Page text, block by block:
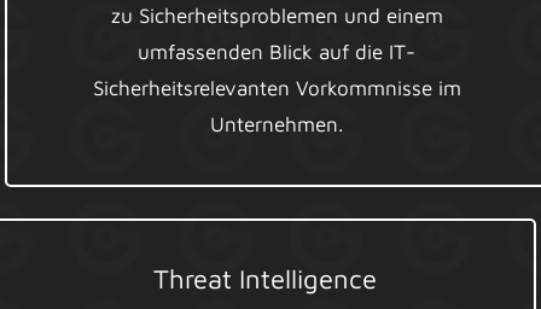
zu Sicherheitsproblemen und einem
umfassenden Blick auf die IT-
Sicherheitsrelevanten Vorkommnisse im
Unternehmen.
Threat Intelligence